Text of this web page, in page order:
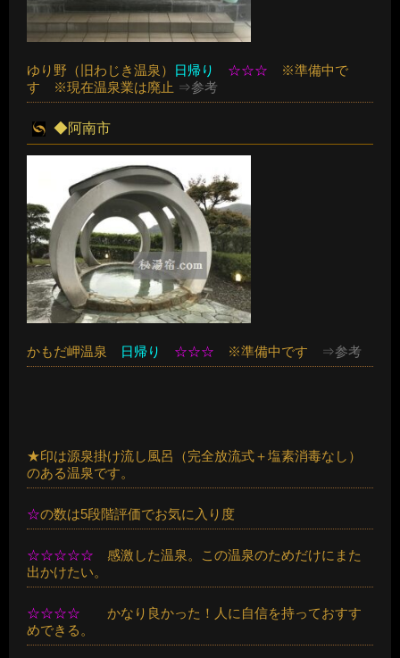
ゆり野（旧わじき温泉） 日帰り ☆☆☆ ※準備中で
す ※現在温泉業は廃止 ⇒参考
◆阿南市
かもだ岬温泉 日帰り ☆☆☆ ※準備中です ⇒参考
★印は源泉掛け流し風呂（完全放流式＋塩素消毒なし）
のある温泉です。
☆の数は5段階評価でお気に入り度
☆☆☆☆☆ 感激した温泉。この温泉のためだけにまた
出かけたい。
☆☆☆☆ かなり良かった！人に自信を持っておすす
めできる。